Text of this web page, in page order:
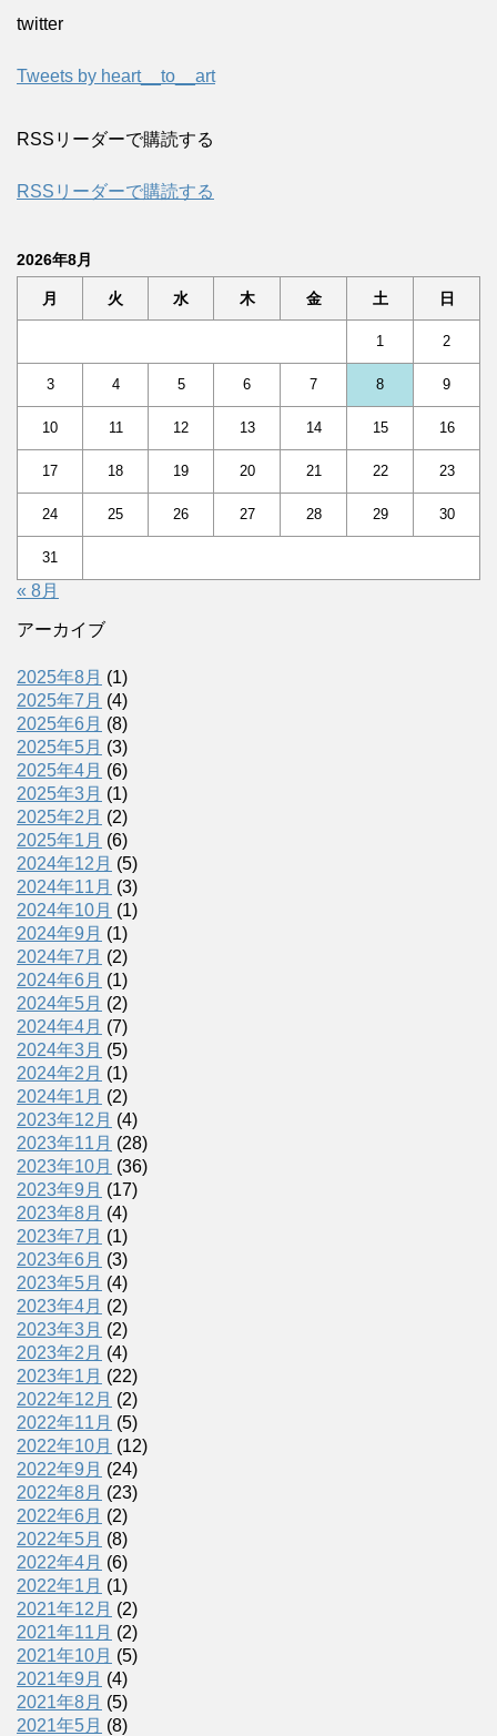
twitter
Tweets by heart__to__art
RSSリーダーで購読する
RSSリーダーで購読する
2026年8月
月 火 水 木 金 土 日
1 2
3 4 5 6 7 8 9
10 11 12 13 14 15 16
17 18 19 20 21 22 23
24 25 26 27 28 29 30
31
« 8月
アーカイブ
2025年8月 (1)
2025年7月 (4)
2025年6月 (8)
2025年5月 (3)
2025年4月 (6)
2025年3月 (1)
2025年2月 (2)
2025年1月 (6)
2024年12月 (5)
2024年11月 (3)
2024年10月 (1)
2024年9月 (1)
2024年7月 (2)
2024年6月 (1)
2024年5月 (2)
2024年4月 (7)
2024年3月 (5)
2024年2月 (1)
2024年1月 (2)
2023年12月 (4)
2023年11月 (28)
2023年10月 (36)
2023年9月 (17)
2023年8月 (4)
2023年7月 (1)
2023年6月 (3)
2023年5月 (4)
2023年4月 (2)
2023年3月 (2)
2023年2月 (4)
2023年1月 (22)
2022年12月 (2)
2022年11月 (5)
2022年10月 (12)
2022年9月 (24)
2022年8月 (23)
2022年6月 (2)
2022年5月 (8)
2022年4月 (6)
2022年1月 (1)
2021年12月 (2)
2021年11月 (2)
2021年10月 (5)
2021年9月 (4)
2021年8月 (5)
2021年5月 (8)